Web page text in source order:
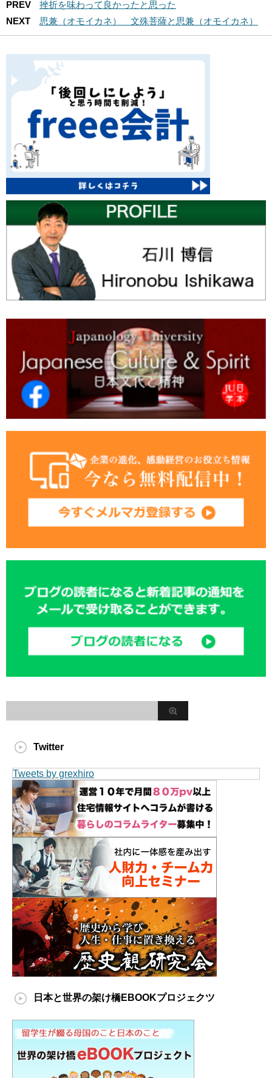
PREV
挫折を味わって良かったと思った
NEXT
思兼（オモイカネ） 文殊菩薩と思兼（オモイカネ）
Twitter
Tweets by grexhiro
日本と世界の架け橋EBOOKプロジェクツ